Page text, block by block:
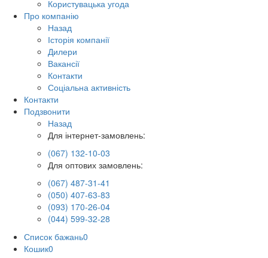
Користувацька угода
Про компанію
Назад
Історія компанії
Дилери
Вакансії
Контакти
Соціальна активність
Контакти
Подзвонити
Назад
Для інтернет-замовлень:
(067) 132-10-03
Для оптових замовлень:
(067) 487-31-41
(050) 407-63-83
(093) 170-26-04
(044) 599-32-28
Список бажань0
Кошик0